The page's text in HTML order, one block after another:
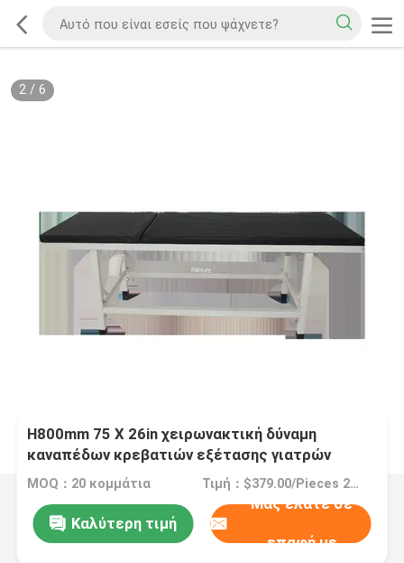
2/ 6
H800mm 75 X 26in χειρωνακτική δύναμη
καναπέδων κρεβατιών εξέτασης γιατρών
ιδρύματος πτυσσόμενη
MOQ：20 κομμάτια Τιμή：$379.00/Pieces 20-49 Pieces
Καλύτερη τιμή
Μας ελάτε σε
επαφή με